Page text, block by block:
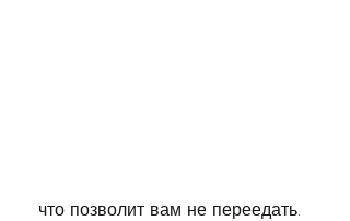
что позволит вам не переедать.